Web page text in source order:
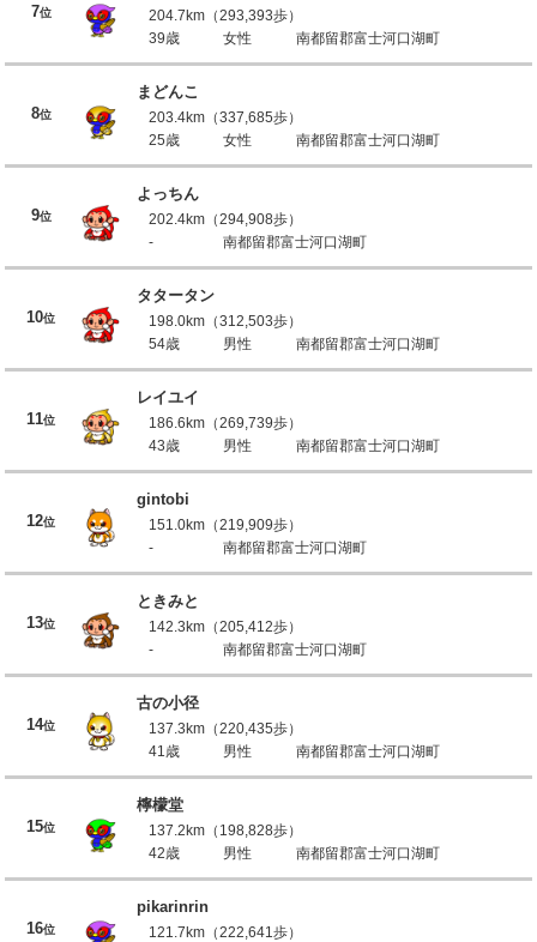
7位
204.7km（293,393歩）
39歳
女性 南都留郡富士河口湖町
8位
まどんこ
203.4km（337,685歩）
25歳
女性 南都留郡富士河口湖町
9位
よっちん
202.4km（294,908歩）
-
南都留郡富士河口湖町
10位
タタータン
198.0km（312,503歩）
54歳
男性 南都留郡富士河口湖町
11位
レイユイ
186.6km（269,739歩）
43歳
男性 南都留郡富士河口湖町
12位
gintobi
151.0km（219,909歩）
-
南都留郡富士河口湖町
13位
ときみと
142.3km（205,412歩）
-
南都留郡富士河口湖町
14位
古の小径
137.3km（220,435歩）
41歳
男性 南都留郡富士河口湖町
15位
檸檬堂
137.2km（198,828歩）
42歳
男性 南都留郡富士河口湖町
16位
pikarinrin
121.7km（222,641歩）